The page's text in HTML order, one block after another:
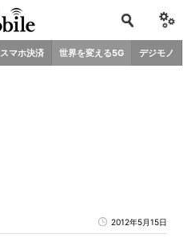
スマホ決済 世界を変える5G デジモノ
2012年5月15日